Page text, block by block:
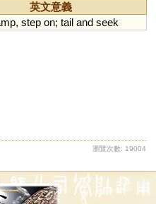
英文意義
, step on; tail and seek
瀏覽次數: 19004